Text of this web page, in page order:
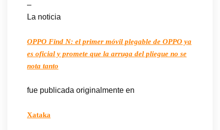
–
La noticia
OPPO Find N: el primer móvil plegable de OPPO ya
es oficial y promete que la arruga del pliegue no se
nota tanto
fue publicada originalmente en
Xataka